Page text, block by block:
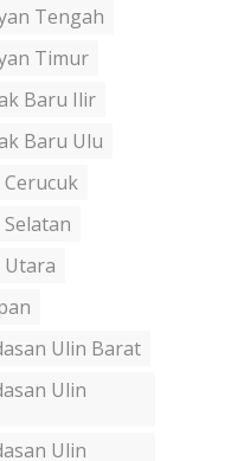
Tengah
Timur
Baru Ilir
Baru Ulu
Cerucuk
Utara
Ulin Barat
Ulin
Ulin